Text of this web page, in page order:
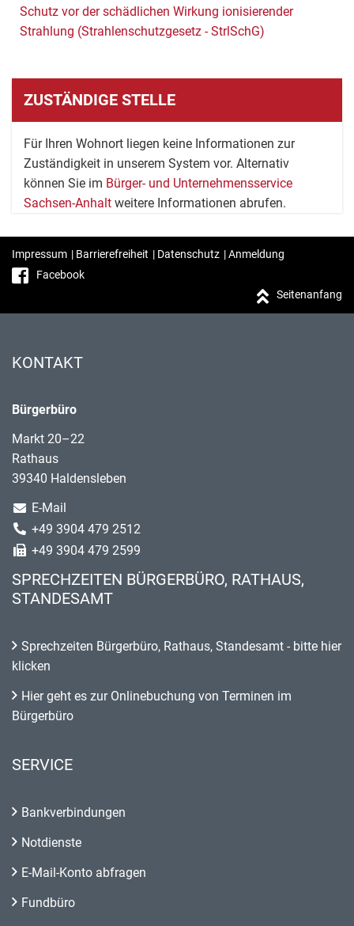
Schutz vor der schädlichen Wirkung ionisierender
Strahlung (Strahlenschutzgesetz - StrlSchG)
ZUSTÄNDIGE STELLE
Für Ihren Wohnort liegen keine Informationen zur
Zuständigkeit in unserem System vor. Alternativ
können Sie im Bürger- und Unternehmensservice
Sachsen-Anhalt weitere Informationen abrufen.
Impressum | Barrierefreiheit | Datenschutz |Anmeldung
Facebook
Seitenanfang
KONTAKT
Bürgerbüro
Markt 20–22
Rathaus
39340 Haldensleben
E-Mail
+49 3904 479 2512
+49 3904 479 2599
SPRECHZEITEN BÜRGERBÜRO, RATHAUS,
STANDESAMT
Sprechzeiten Bürgerbüro, Rathaus, Standesamt - bitte hier
klicken
Hier geht es zur Onlinebuchung von Terminen im
Bürgerbüro
SERVICE
Bankverbindungen
Notdienste
E-Mail-Konto abfragen
Fundbüro